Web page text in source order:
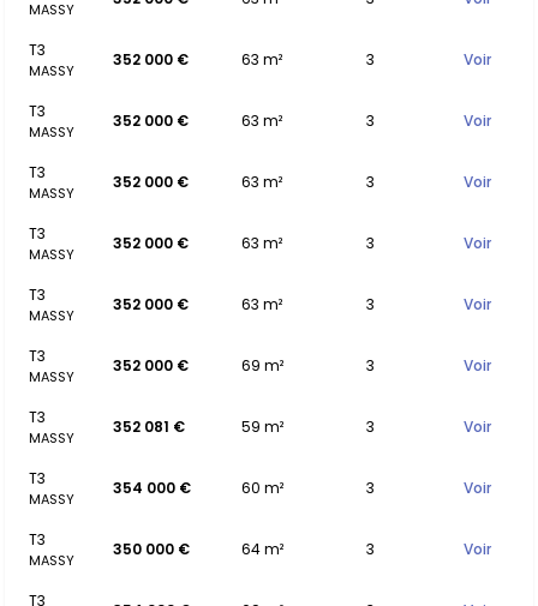
MASSY
T3
MASSY
352 000 € 63 m² 3 Voir
T3
MASSY
352 000 € 63 m² 3 Voir
T3
MASSY
352 000 € 63 m² 3 Voir
T3
MASSY
352 000 € 63 m² 3 Voir
T3
MASSY
352 000 € 63 m² 3 Voir
T3
MASSY
352 000 € 69 m² 3 Voir
T3
MASSY
352 081 € 59 m² 3 Voir
T3
MASSY
354 000 € 60 m² 3 Voir
T3
MASSY
350 000 € 64 m² 3 Voir
T3